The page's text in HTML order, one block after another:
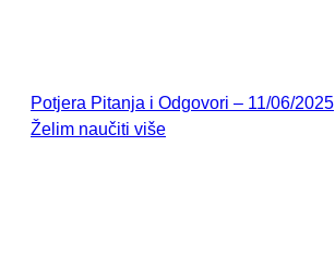
Potjera Pitanja i Odgovori – 11/06/2025
Želim naučiti više